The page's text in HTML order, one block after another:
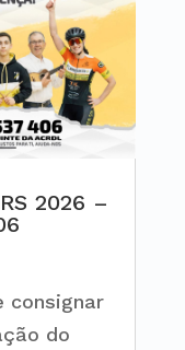
2026 –
consignar
do